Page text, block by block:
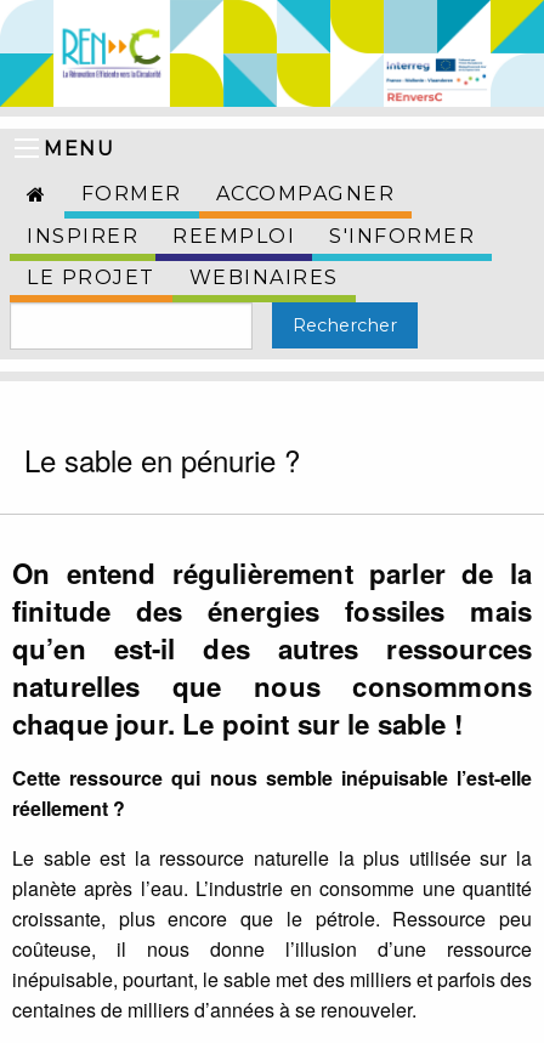
MENU
FORMER
ACCOMPAGNER
INSPIRER
REEMPLOI
S'INFORMER
LE PROJET
WEBINAIRES
Le sable en pénurie ?
On entend régulièrement parler de la
finitude des énergies fossiles mais
qu’en est-il des autres ressources
naturelles que nous consommons
chaque jour. Le point sur le sable !
Cette ressource qui nous semble inépuisable l’est-elle
réellement ?
Le sable est la ressource naturelle la plus utilisée sur la
planète après l’eau. L’industrie en consomme une quantité
croissante, plus encore que le pétrole. Ressource peu
coûteuse, il nous donne l’illusion d’une ressource
inépuisable, pourtant, le sable met des milliers et parfois des
centaines de milliers d’années à se renouveler.